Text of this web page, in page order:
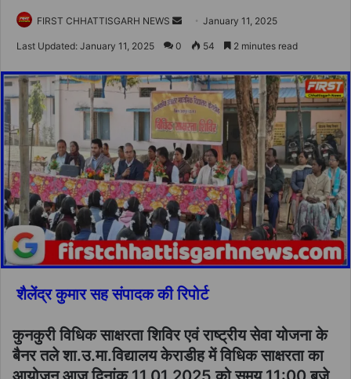
FIRST CHHATTISGARH NEWS
SendJanuary 11, 2025
Last Updated: January 11, 2025 0 54 2 minutes read
शैलेंद्र कुमार सह संपादक की रिपोर्ट
कुनकुरी विधिक साक्षरता शिविर एवं राष्ट्रीय सेवा योजना के
बैनर तले शा.उ.मा.विद्यालय केराडीह में विधिक साक्षरता का